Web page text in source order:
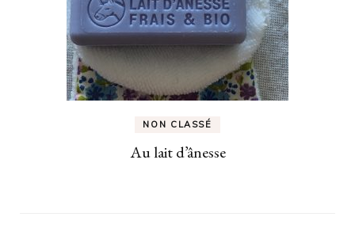
NON CLASSÉ
Au lait d’ânesse